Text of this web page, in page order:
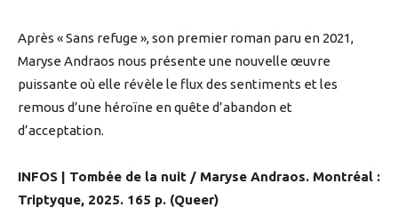
Après « Sans refuge », son premier roman paru en 2021,
Maryse Andraos nous présente une nouvelle œuvre
puissante où elle révèle le flux des sentiments et les
remous d’une héroïne en quête d’abandon et
d’acceptation.
INFOS | Tombée de la nuit / Maryse Andraos. Montréal :
Triptyque, 2025. 165 p. (Queer)